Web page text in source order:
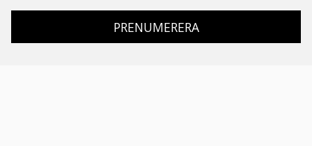
PRENUMERERA